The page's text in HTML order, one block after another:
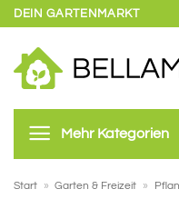
Zum
springen
DEIN GARTENMARKT
Mehr Kategorien
Start » Garten & Freizeit »